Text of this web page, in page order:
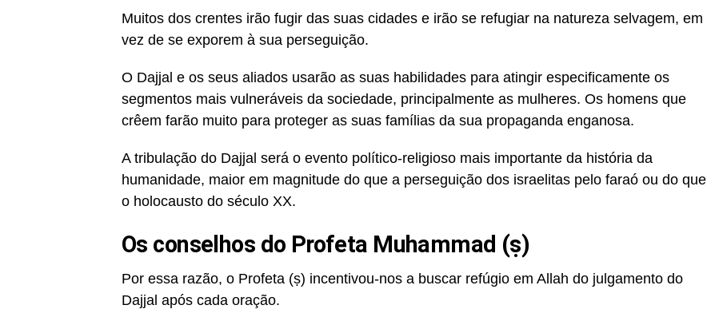
Muitos dos crentes irão fugir das suas cidades e irão se refugiar na natureza selvagem, em
vez de se exporem à sua perseguição.
O Dajjal e os seus aliados usarão as suas habilidades para atingir especificamente os
segmentos mais vulneráveis da sociedade, principalmente as mulheres. Os homens que
crêem farão muito para proteger as suas famílias da sua propaganda enganosa.
A tribulação do Dajjal será o evento político-religioso mais importante da história da
humanidade, maior em magnitude do que a perseguição dos israelitas pelo faraó ou do que
o holocausto do século XX.
Os conselhos do Profeta Muhammad (ṣ)
Por essa razão, o Profeta (ṣ) incentivou-nos a buscar refúgio em Allah do julgamento do
Dajjal após cada oração.